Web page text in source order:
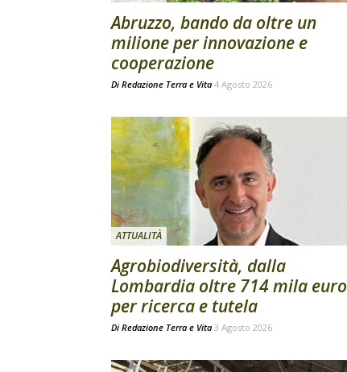
Abruzzo, bando da oltre un
milione per innovazione e
cooperazione
Di Redazione Terra e Vita 4 Agosto 2026
ATTUALITÀ
Agrobiodiversità, dalla
Lombardia oltre 714 mila euro
per ricerca e tutela
Di Redazione Terra e Vita 3 Agosto 2026